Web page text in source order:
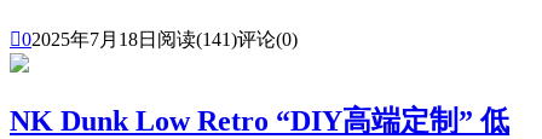
02025年7月18日 阅读(141)评论(0)
NK Dunk Low Retro “DIY高端定制” 低